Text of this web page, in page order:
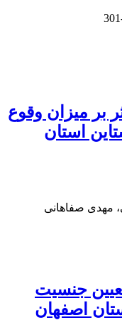
بر میزان وقوع
استان
مهدی صفاهانی
جنسیت
اصفهان